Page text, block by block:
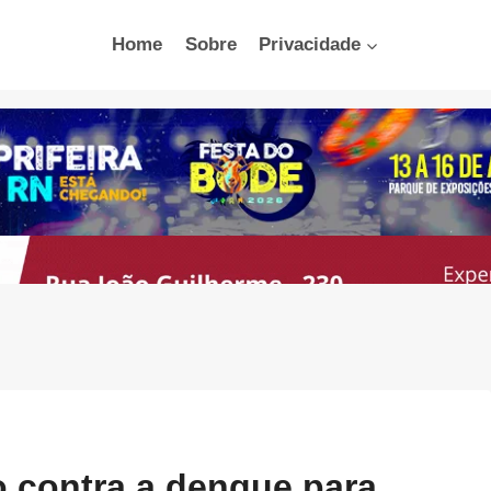
Home Sobre Privacidade